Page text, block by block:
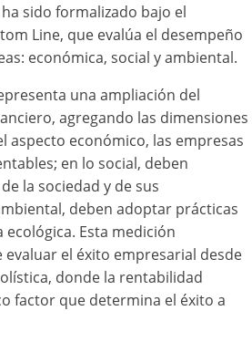
sido formalizado bajo el
Line, que evalúa el desempeño
económica, social y ambiental.
una ampliación del
agregando las dimensiones
aspecto económico, las empresas
en lo social, deben
la sociedad y de sus
deben adoptar prácticas
Esta medición
el éxito empresarial desde
donde la rentabilidad
factor que determina el éxito a